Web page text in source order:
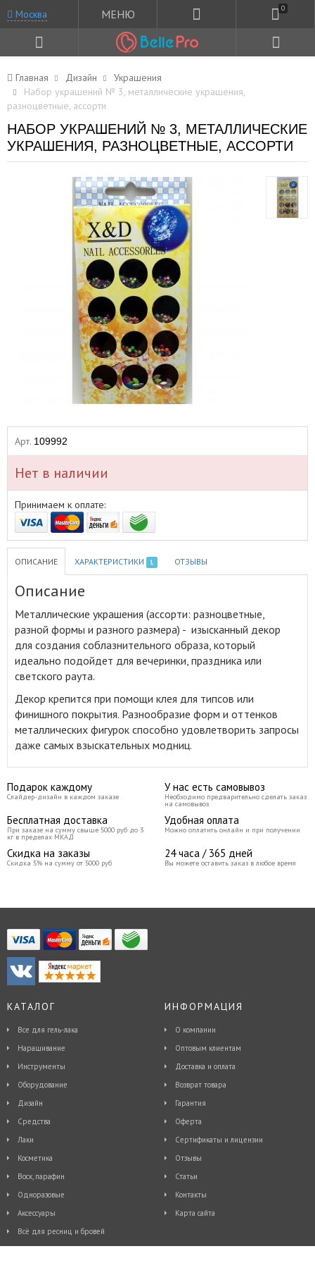
Москва МЕНЮ 0
Главная Дизайн
Украшения
Набор украшений № 3, металлические украшения,
разноцветные, ассорти
НАБОР УКРАШЕНИЙ № 3, МЕТАЛЛИЧЕСКИЕ
УКРАШЕНИЯ, РАЗНОЦВЕТНЫЕ, АССОРТИ
Арт. 109992
Нет в наличии
Принимаем к оплате:
ОПИСАНИЕ ХАРАКТЕРИСТИКИ 1 ОТЗЫВЫ
Описание
Металлические украшения (ассорти: разноцветные,
разной формы и разного размера) - изысканный декор
для создания соблазнительного образа, который
идеально подойдет для вечеринки, праздника или
светского раута.
Декор крепится при помощи клея для типсов или
финишного покрытия. Разнообразие форм и оттенков
металлических фигурок способно удовлетворить запросы
даже самых взыскательных модниц.
Подарок каждому
Слайдер-дизайн в каждом заказе
У нас есть самовывоз
Необходимо предварительно сделать заказ
на самовывоз
Бесплатная доставка
При заказе на сумму свыше 5000 руб до 3
кг в пределах МКАД
Удобная оплата
Можно оплатить онлайн и при получении
Скидка на заказы
Скидка 5% на сумму от 5000 руб
24 часа / 365 дней
Вы можете оставить заказ в любое время
КАТАЛОГ
Все для гель-лака
Наращивание
Инструменты
Оборудование
Дизайн
Средства
Лаки
Косметика
Воск, парафин
Одноразовые
Аксессуары
Всё для ресниц и бровей
ИНФОРМАЦИЯ
О компании
Оптовым клиентам
Доставка и оплата
Возврат товара
Гарантия
Оферта
Сертификаты и лицензии
Отзывы
Статьи
Контакты
Карта сайта